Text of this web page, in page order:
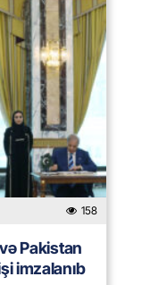
158
Pakistan
imzalanıb